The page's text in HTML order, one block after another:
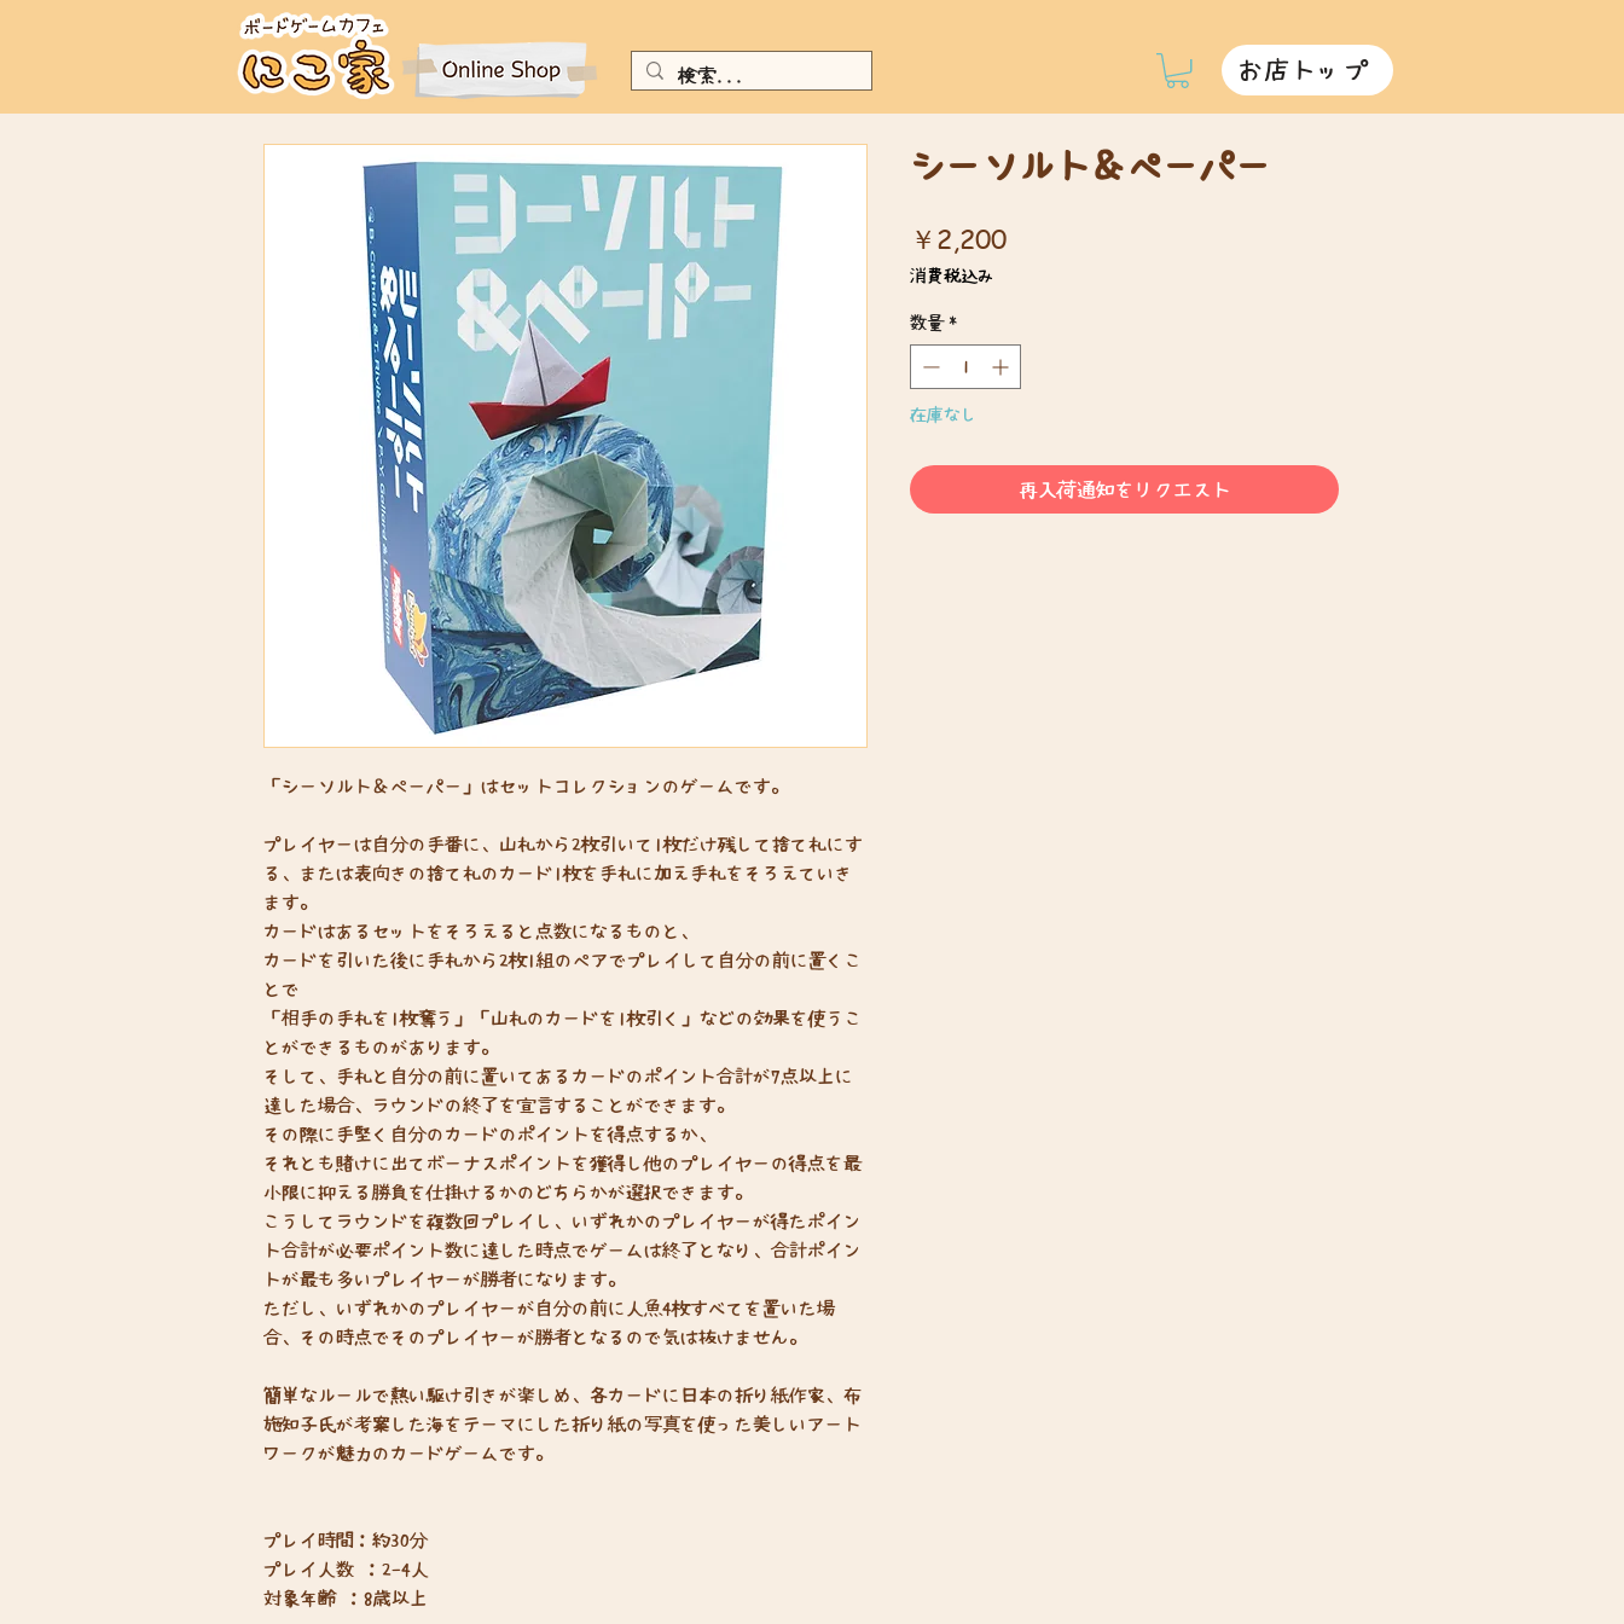
お店トップ
「シーソルト＆ペーパー」はセットコレクションのゲームです。
プレイヤーは自分の手番に、山札から2枚引いて1枚だけ残して捨て札にす
る、または表向きの捨て札のカード1枚を手札に加え手札をそろえていき
ます。
カードはあるセットをそろえると点数になるものと、
カードを引いた後に手札から2枚1組のペアでプレイして自分の前に置くこ
とで
「相手の手札を1枚奪う」「山札のカードを1枚引く」などの効果を使うこ
とができるものがあります。
そして、手札と自分の前に置いてあるカードのポイント合計が7点以上に
達した場合、ラウンドの終了を宣言することができます。
その際に手堅く自分のカードのポイントを得点するか、
それとも賭けに出てボーナスポイントを獲得し他のプレイヤーの得点を最
小限に抑える勝負を仕掛けるかのどちらかが選択できます。
こうしてラウンドを複数回プレイし、いずれかのプレイヤーが得たポイン
ト合計が必要ポイント数に達した時点でゲームは終了となり、合計ポイン
トが最も多いプレイヤーが勝者になります。
ただし、いずれかのプレイヤーが自分の前に人魚4枚すべてを置いた場
合、その時点でそのプレイヤーが勝者となるので気は抜けません。
簡単なルールで熱い駆け引きが楽しめ、各カードに日本の折り紙作家、布
施知子氏が考案した海をテーマにした折り紙の写真を使った美しいアート
ワークが魅力のカードゲームです。
プレイ時間：約30分
プレイ人数 ：2-4人
対象年齢 ：8歳以上
シーソルト＆ペーパー
￥2,200価
消費税込み
数量 *
在庫なし
再入荷通知をリクエスト